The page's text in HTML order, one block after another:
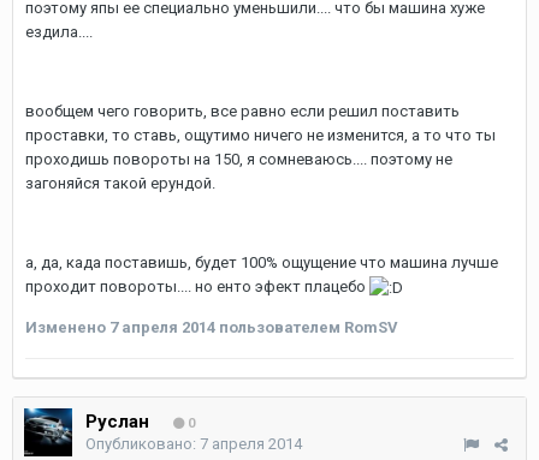
поэтому япы ее специально уменьшили.... что бы машина хуже
ездила....
вообщем чего говорить, все равно если решил поставить
проставки, то ставь, ощутимо ничего не изменится, а то что ты
проходишь повороты на 150, я сомневаюсь.... поэтому не
загоняйся такой ерундой.
а, да, када поставишь, будет 100% ощущение что машина лучше
проходит повороты.... но енто эфект плацебо
Изменено 7 апреля 2014 пользователем RomSV
Руслан 0
Опубликовано: 7 апреля 2014